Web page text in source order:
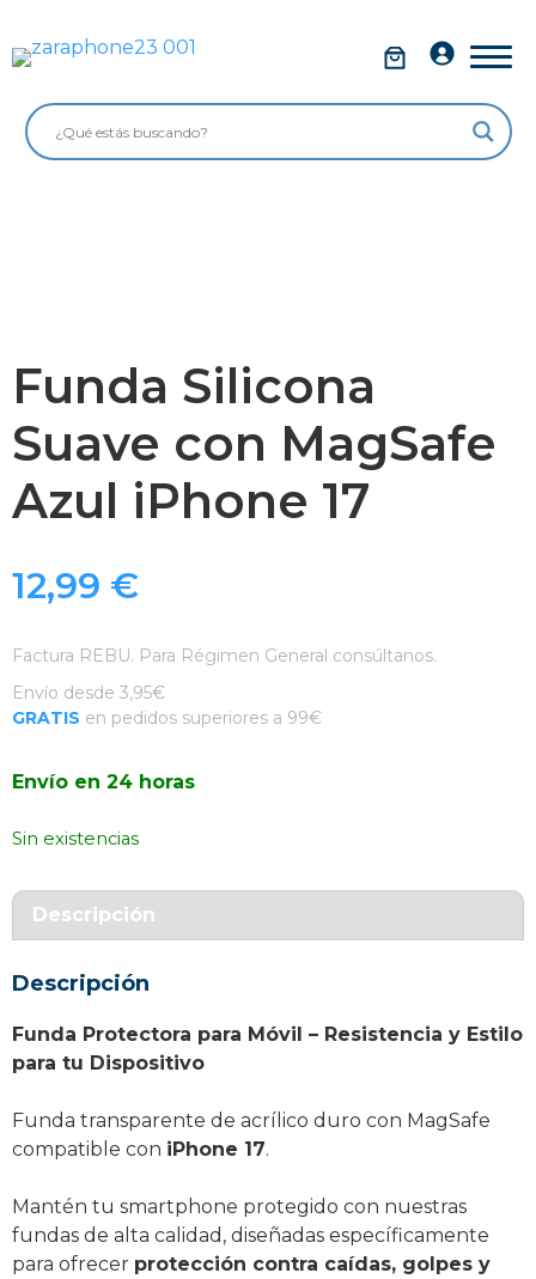
contenido
Funda Silicona
Suave con MagSafe
Azul iPhone 17
12,99 €
Factura REBU. Para Régimen General consúltanos.
Envío desde 3,95€
GRATIS en pedidos superiores a 99€
Envío en 24 horas
Sin existencias
Descripción
Descripción
Funda Protectora para Móvil – Resistencia y Estilo
para tu Dispositivo
Funda transparente de acrílico duro con MagSafe
compatible con iPhone 17.
Mantén tu smartphone protegido con nuestras
fundas de alta calidad, diseñadas específicamente
para ofrecer protección contra caídas, golpes y
Móviles
Impolutos
Accesorios
Garantía Zaraphone